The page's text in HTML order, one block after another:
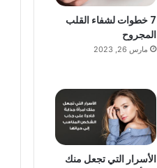
7 خطوات لشفاء القلب
المجروح
مارس 26, 2023
الأسرار التي تجعل منك